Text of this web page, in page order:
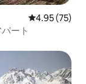
レビュー75
4.95 (75)
ート